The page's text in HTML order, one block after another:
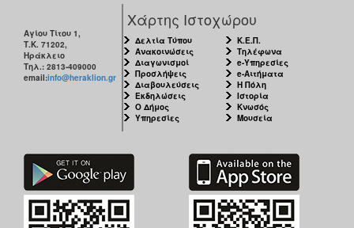
Αγίου Τίτου 1,
Τ.Κ. 71202,
Ηράκλειο
Τηλ.: 2813-409000
email:info@heraklion.gr
Χάρτης Ιστοχώρου
Δελτία Τύπου
Ανακοινώσεις
Διαγωνισμοί
Προσλήψεις
Διαβουλεύσεις
Εκδηλώσεις
Ο Δήμος
Υπηρεσίες
Κ.Ε.Π.
Τηλέφωνα
e-Υπηρεσίες
e-Αιτήματα
Η Πόλη
Ιστορία
Κνωσός
Μουσεία